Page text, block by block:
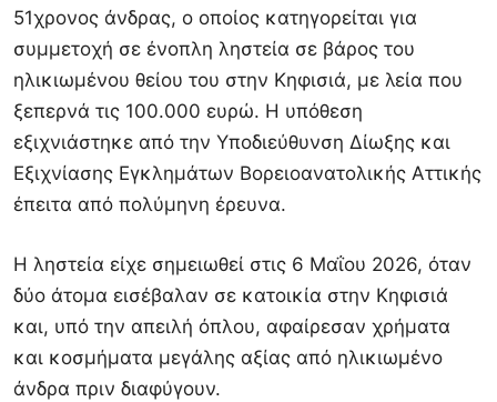
51χρονος άνδρας, ο οποίος κατηγορείται για
συμμετοχή σε ένοπλη ληστεία σε βάρος του
ηλικιωμένου θείου του στην Κηφισιά, με λεία που
ξεπερνά τις 100.000 ευρώ. Η υπόθεση
εξιχνιάστηκε από την Υποδιεύθυνση Δίωξης και
Εξιχνίασης Εγκλημάτων Βορειοανατολικής Αττικής
έπειτα από πολύμηνη έρευνα.
Η ληστεία είχε σημειωθεί στις 6 Μαΐου 2026, όταν
δύο άτομα εισέβαλαν σε κατοικία στην Κηφισιά
και, υπό την απειλή όπλου, αφαίρεσαν χρήματα
και κοσμήματα μεγάλης αξίας από ηλικιωμένο
άνδρα πριν διαφύγουν.